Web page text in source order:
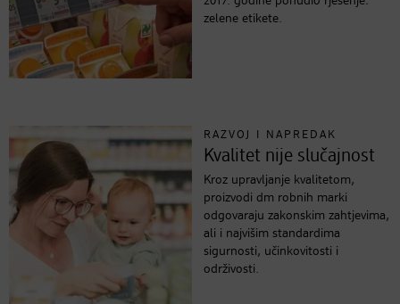
zelene etikete.
RAZVOJ I NAPREDAK
Kvalitet nije slučajnost
Kroz upravljanje kvalitetom,
proizvodi dm robnih marki
odgovaraju zakonskim zahtjevima,
ali i najvišim standardima
sigurnosti, učinkovitosti i
održivosti.